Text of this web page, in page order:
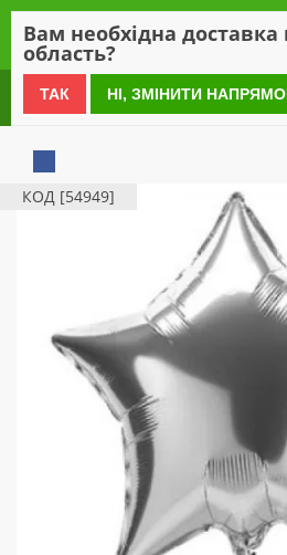
0 800 21 54 55
КОД [54949]
Вам необхідна доставка
область?
ТАК НІ, ЗМІНИТИ